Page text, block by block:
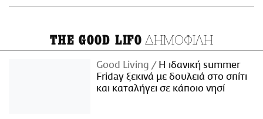
THE GOOD LIFO ΔΗΜΟΦΙΛΗ
Good Living
Η ιδανική summer
Friday ξεκινά με δουλειά στο σπίτι
και καταλήγει σε κάποιο νησί